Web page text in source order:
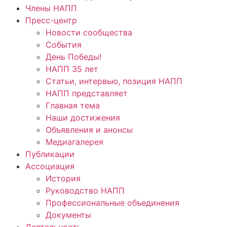
Члены НАПП
Пресс-центр
Новости сообщества
События
День Победы!
НАПП 35 лет
Статьи, интервью, позиция НАПП
НАПП представляет
Главная тема
Наши достижения
Объявления и анонсы
Медиагалерея
Публикации
Ассоциация
История
Руководство НАПП
Профессиональные объединения
Документы